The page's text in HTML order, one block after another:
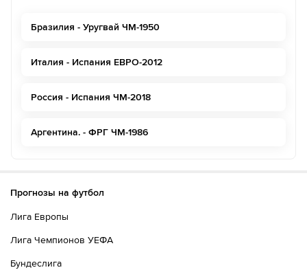
Бразилия - Уругвай ЧМ-1950
Италия - Испания ЕВРО-2012
Россия - Испания ЧМ-2018
Аргентина. - ФРГ ЧМ-1986
Прогнозы на футбол
Лига Европы
Лига Чемпионов УЕФА
Бундеслига